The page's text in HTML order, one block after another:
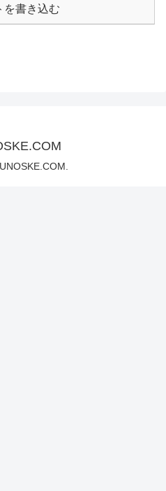
を書き込む